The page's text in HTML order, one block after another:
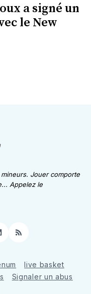
a signé un
le New
Jouer comporte
Appelez le
RSS
live basket
Signaler un abus